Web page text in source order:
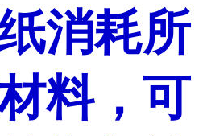
消耗所
料，可